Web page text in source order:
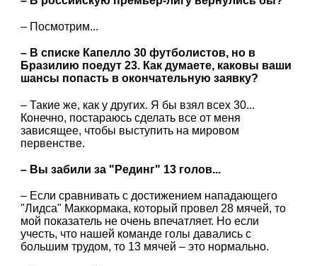
– Посмотрим...
– В списке Капелло 30 футболистов, но в
Бразилию поедут 23. Как думаете, каковы ваши
шансы попасть в окончательную заявку?
– Такие же, как у других. Я бы взял всех 30...
Конечно, постараюсь сделать все от меня
зависящее, чтобы выступить на мировом
первенстве.
– Вы забили за "Рединг" 13 голов...
– Если сравнивать с достижением нападающего
"Лидса" Маккормака, который провел 28 мячей, то
мой показатель не очень впечатляет. Но если
учесть, что нашей команде голы давались с
большим трудом, то 13 мячей – это нормально.